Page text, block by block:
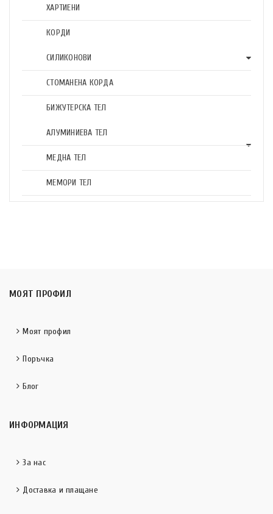
ХАРТИЕНИ
КОРДИ
СИЛИКОНОВИ
СТОМАНЕНА КОРДА
БИЖУТЕРСКА ТЕЛ
АЛУМИНИЕВА ТЕЛ
МЕДНА ТЕЛ
МЕМОРИ ТЕЛ
МОЯТ ПРОФИЛ
Моят профил
Поръчка
Блог
ИНФОРМАЦИЯ
За нас
Доставка и плащане